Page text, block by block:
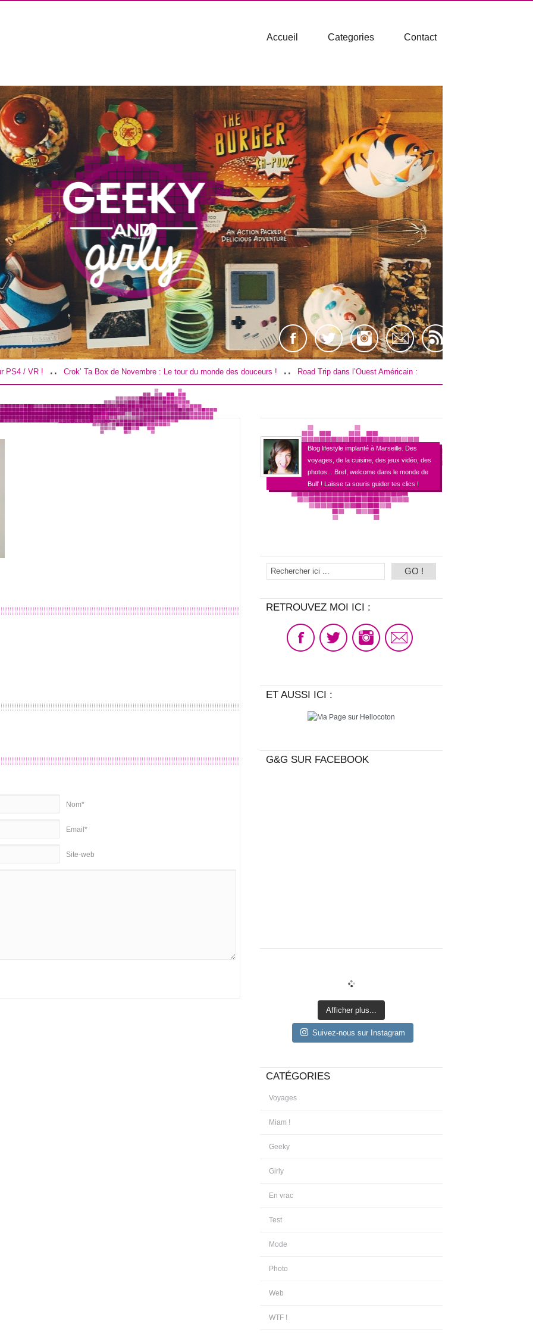
Accueil Categories Contact
! .. Crok’ Ta Box de Novembre : Le tour du monde des douceurs ! .. Road Trip dans l’Ouest Américain : Le budget !
Nom*
Email*
Site-web
Blog lifestyle implanté à Marseille. Des
voyages, de la cuisine, des jeux vidéo, des
photos... Bref, welcome dans le monde de
Bull' ! Laisse ta souris guider tes clics !
RETROUVEZ MOI ICI :
ET AUSSI ICI :
G&G SUR FACEBOOK
Afficher plus...
Suivez-nous sur Instagram
CATÉGORIES
Voyages
Miam !
Geeky
Girly
En vrac
Test
Mode
Photo
Web
WTF !